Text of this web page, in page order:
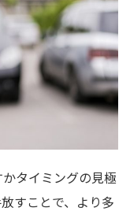
タイミングの見極
すことで、より多